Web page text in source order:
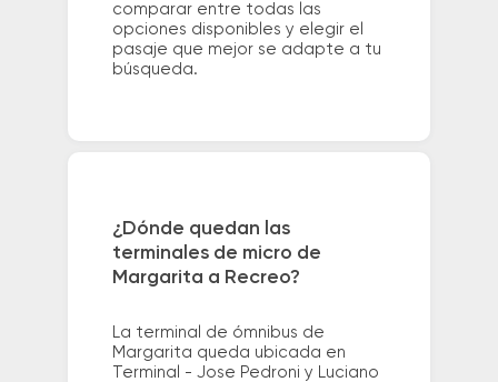
comparar entre todas las
opciones disponibles y elegir el
pasaje que mejor se adapte a tu
búsqueda.
¿Dónde quedan las
terminales de micro de
Margarita a Recreo?
La terminal de ómnibus de
Margarita queda ubicada en
Terminal - Jose Pedroni y Luciano